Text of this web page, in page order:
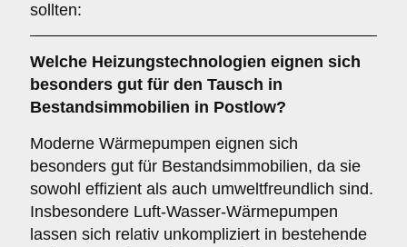
sollten:
Welche Heizungstechnologien eignen sich
besonders gut für den Tausch in
Bestandsimmobilien in Postlow?
Moderne Wärmepumpen eignen sich
besonders gut für Bestandsimmobilien, da sie
sowohl effizient als auch umweltfreundlich sind.
Insbesondere Luft-Wasser-Wärmepumpen
lassen sich relativ unkompliziert in bestehende